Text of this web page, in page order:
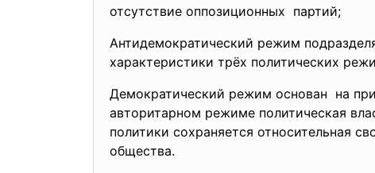
отсутствие оппозиционных партий;
Антидемократический режим
характеристики трёх политических
Демократический режим основан на
авторитарном режиме политическая
политики сохраняется относительная
общества.